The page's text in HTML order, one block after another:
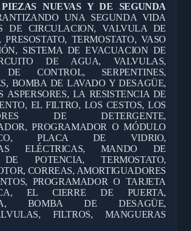
NUEVAS Y DE SEGUNDA
UNA SEGUNDA VIDA
DE CIRCULACION, VALVULA DE
PRESOSTATO, TERMOSTATO, VASO
SISTEMA DE EVACUACION DE
DE AGUA, VALVULAS,
DE CONTROL, SERPENTINES,
BOMBA DE LAVADO Y DESAGÜE,
ASPERSORES, LA RESISTENCIA DE
EL FILTRO, LOS CESTOS, LOS
DE DETERGENTE,
PROGRAMADOR O MÓDULO
PLACA DE VIDRIO,
ELÉCTRICAS, MANDO DE
POTENCIA, TERMOSTATO,
CORREAS, AMORTIGUADORES
PROGRAMADOR O TARJETA
EL CIERRE DE PUERTA,
BOMBA DE DESAGÜE,
FILTROS, MANGUERAS